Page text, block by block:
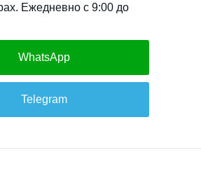
Ежедневно с 9:00 до
Telegram
WhatsApp